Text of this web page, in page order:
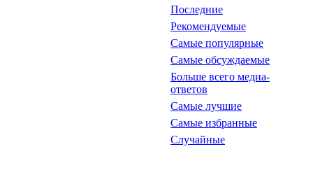
Последние
Рекомендуемые
Самые популярные
Самые обсуждаемые
Больше всего медиа-
ответов
Самые лучшие
Самые избранные
Случайные